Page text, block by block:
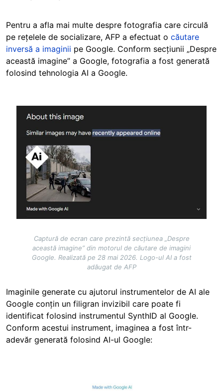
Pentru a afla mai multe despre fotografia care circulă
pe rețelele de socializare, AFP a efectuat o căutare
inversă a imaginii pe Google. Conform secțiunii „Despre
această imagine” a Google, fotografia a fost generată
folosind tehnologia AI a Google.
Image
Captură de ecran care prezintă secțiunea „Despre
această imagine” din motorul de căutare de imagini
Google. Realizată pe 28 mai 2026. Logo-ul AI a fost
adăugat de AFP
Imaginile generate cu ajutorul instrumentelor de AI ale
Google conțin un filigran invizibil care poate fi
identificat folosind instrumentul SynthID al Google.
Conform acestui instrument, imaginea a fost într-
adevăr generată folosind AI-ul Google: